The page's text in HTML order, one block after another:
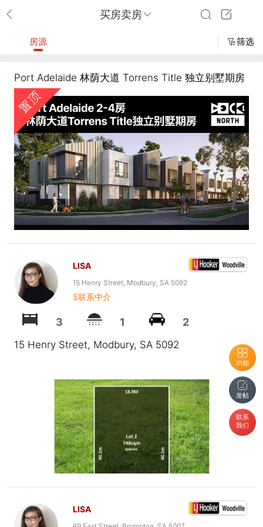
买房卖房
功能
发帖
联系
我们
房源 筛选
Port Adelaide 林荫大道 Torrens Title 独立别墅期房
LISA
15 Henry Street, Modbury, SA 5092
$联系中介
3 1 2
15 Henry Street, Modbury, SA 5092
LISA